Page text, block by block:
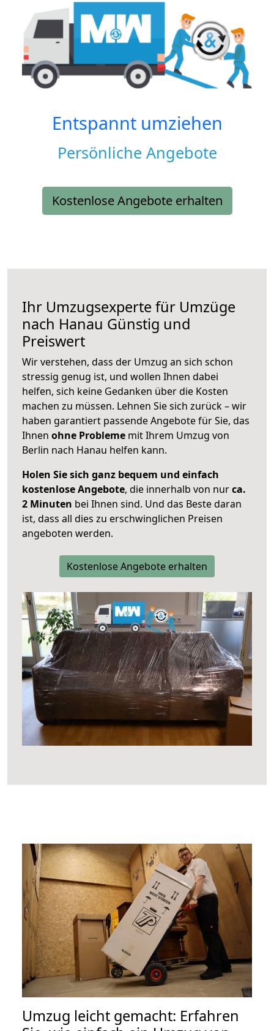
Entspannt umziehen
Persönliche Angebote
Kostenlose Angebote erhalten
Ihr Umzugsexperte für Umzüge
nach Hanau Günstig und
Preiswert
Wir verstehen, dass der Umzug an sich schon
stressig genug ist, und wollen Ihnen dabei
helfen, sich keine Gedanken über die Kosten
machen zu müssen. Lehnen Sie sich zurück – wir
haben garantiert passende Angebote für Sie, das
Ihnen ohne Probleme mit Ihrem Umzug von
Berlin nach Hanau helfen kann.
Holen Sie sich ganz bequem und einfach
kostenlose Angebote, die innerhalb von nurca.
2 Minuten bei Ihnen sind. Und das Beste daran
ist, dass all dies zu erschwinglichen Preisen
angeboten werden.
Kostenlose Angebote erhalten
Umzug leicht gemacht: Erfahren